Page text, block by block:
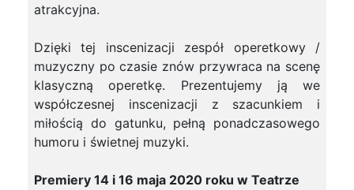
atrakcyjna.
Dzięki tej inscenizacji zespół operetkowy /
muzyczny po czasie znów przywraca na scenę
klasyczną operetkę. Prezentujemy ją we
współczesnej inscenizacji z szacunkiem i
miłością do gatunku, pełną ponadczasowego
humoru i świetnej muzyki.
Premiery 14 i 16 maja 2020 roku w Teatrze